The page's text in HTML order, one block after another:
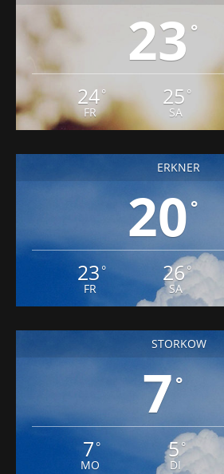
23 °
24°
FR
25 °
SA
ERKNER
20 °
23 °
FR
26°
SA
STORKOW
7°
7 °
MO
5°
DI